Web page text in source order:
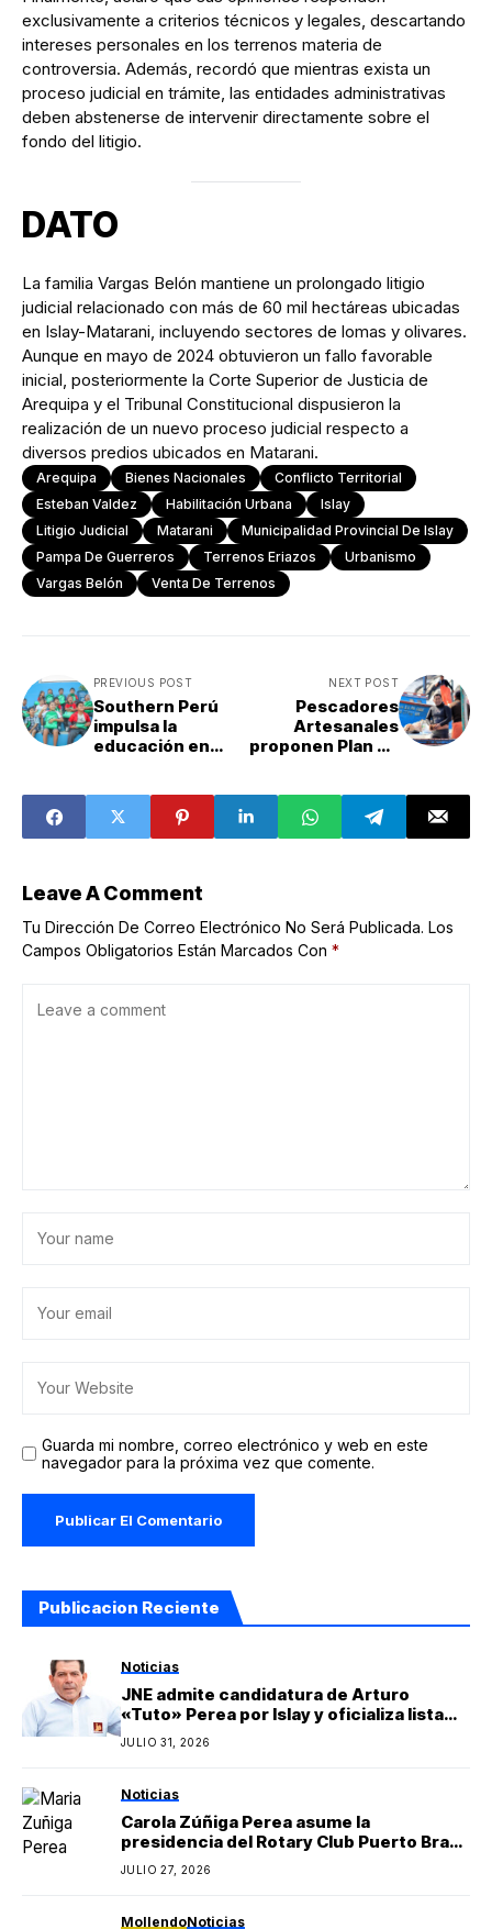
exclusivamente a criterios técnicos y legales, descartando
intereses personales en los terrenos materia de
controversia. Además, recordó que mientras exista un
proceso judicial en trámite, las entidades administrativas
deben abstenerse de intervenir directamente sobre el
fondo del litigio.
DATO
La familia Vargas Belón mantiene un prolongado litigio
judicial relacionado con más de 60 mil hectáreas ubicadas
en Islay-Matarani, incluyendo sectores de lomas y olivares.
Aunque en mayo de 2024 obtuvieron un fallo favorable
inicial, posteriormente la Corte Superior de Justicia de
Arequipa y el Tribunal Constitucional dispusieron la
realización de un nuevo proceso judicial respecto a
diversos predios ubicados en Matarani.
Arequipa Bienes Nacionales
Conflicto Territorial
Esteban Valdez
Habilitación Urbana
Islay
Litigio Judicial
Matarani
Municipalidad Provincial De Islay
Pampa De Guerreros
Terrenos Eriazos
Urbanismo
Vargas Belón
Venta De Terrenos
PREVIOUS POST
Southern Perú
impulsa la
educación en
kits escolares a
estudiantes de la
provincia
NEXT POST
Pescadores
Artesanales
proponen Plan de
Mollendo
Leave A Comment
Tu Dirección De Correo Electrónico No Será Publicada. Los
Campos Obligatorios Están Marcados Con *
Guarda mi nombre, correo electrónico y web en este
navegador para la próxima vez que comente.
Publicacion Reciente
Noticias
JNE admite candidatura de Arturo
«Tuto» Perea por Islay y oficializa lista
regional de Yo Arequipa encabezada por
Berly Gonzales
JULIO 31, 2026
Noticias
Carola Zúñiga Perea asume la
presidencia del Rotary Club Puerto Bravo
Mollendo y anuncia proyectos sociales
para la provincia de Islay
JULIO 27, 2026
MollendoNoticias